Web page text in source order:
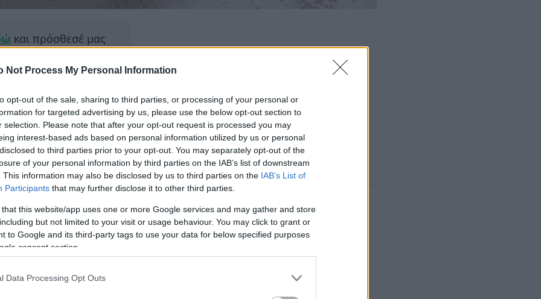
Not Process My Personal Information
opt-out of the sale, sharing to third parties, or processing of your personal or
for targeted advertising by us, please use the below opt-out section to
selection. Please note that after your opt-out request is processed you may
interest-based ads based on personal information utilized by us or personal
to third parties prior to your opt-out. You may separately opt-out of the
of your personal information by third parties on the IAB’s list of downstream
This information may also be disclosed by us to third parties on the IAB’s List of
Participants that may further disclose it to other third parties.
that this website/app uses one or more Google services and may gather and store
but not limited to your visit or usage behaviour. You may click to grant or
to Google and its third-party tags to use your data for below specified purposes
consent section.
Data Processing Opt Outs
και πρόσθεσέ μας
πιο συχνά
20 λεπτά
ΧΡΌΝΟΣ ΨΗΣΊΜΑΤΟΣ
Μέτρια
ΒΑΘΜΌΣ ΔΥΣΚΟΛΊΑΣ
γρήγορη λύση και τα
θα τα συνδυάσεις με
ένα απίθανο πιάτο.
ΔΙΑΦΗΜΙΣΗ